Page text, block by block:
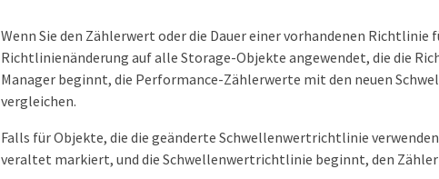
Wenn Sie den Zählerwert oder die Dauer einer vorhandenen
Richtlinienänderung auf alle Storage-Objekte angewendet, die die
Manager beginnt, die Performance-Zählerwerte mit den neuen
vergleichen.
Falls für Objekte, die die geänderte Schwellenwertrichtlinie
veraltet markiert, und die Schwellenwertrichtlinie beginnt, den